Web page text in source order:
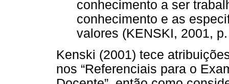
conhecimento a ser
conhecimento e as
valores (KENSKI, 2001,
Kenski (2001) tece
nos “Referenciais para o